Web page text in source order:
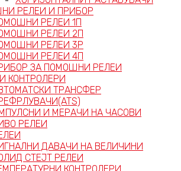
РЕЛЕИ И ПРИБОР
РЕЛЕИ 1П
РЕЛЕИ 2П
РЕЛЕИ 3P
РЕЛЕИ 4П
ЗА ПОМОШНИ РЕЛЕИ
КОНТРОЛЕРИ
ТРАНСФЕР
И МЕРАЧИ НА ЧАСОВИ
РЕЛЕИ
ДАВАЧИ НА ВЕЛИЧИНИ
СТЕЈТ РЕЛЕИ
КОНТРОЛЕРИ